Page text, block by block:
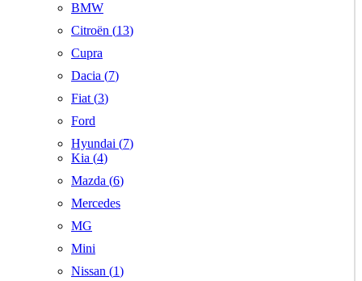
BMW
Citroën (13)
Cupra
Dacia (7)
Fiat (3)
Ford
Hyundai (7)
Kia (4)
Mazda (6)
Mercedes
MG
Mini
Nissan (1)